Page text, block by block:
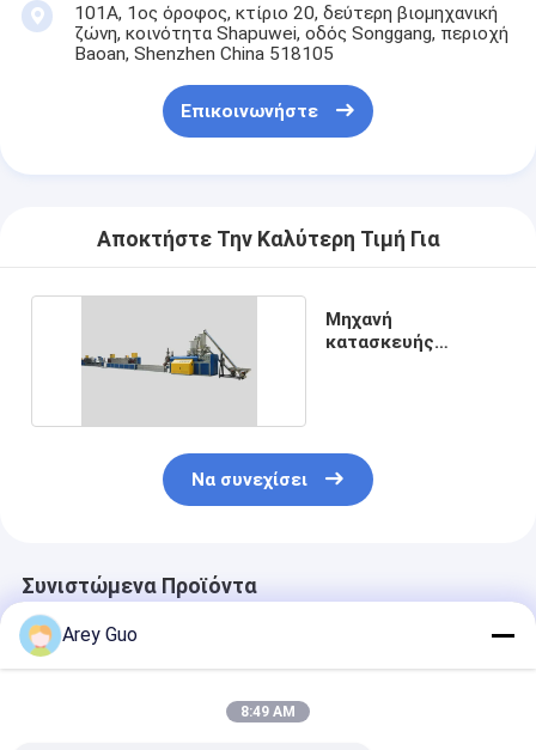
101Α, 1ος όροφος, κτίριο 20, δεύτερη βιομηχανική
ζώνη, κοινότητα Shapuwei, οδός Songgang, περιοχή
Baoan, Shenzhen China 518105
Επικοινωνήστε
Αποκτήστε Την Καλύτερη Τιμή Για
Μηχανή
κατασκευής
Να συνεχίσει
Συνιστώμενα Προϊόντα
Arey Guo
8:49 AM